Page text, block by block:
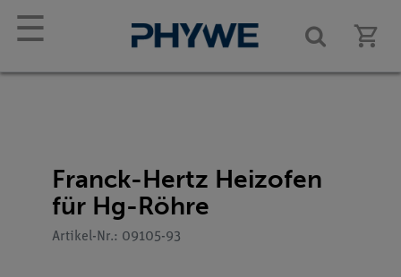
☰
Franck-Hertz Heizofen
für Hg-Röhre
Artikel-Nr.: 09105-93